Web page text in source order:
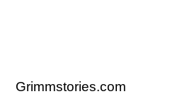
Grimmstories.com